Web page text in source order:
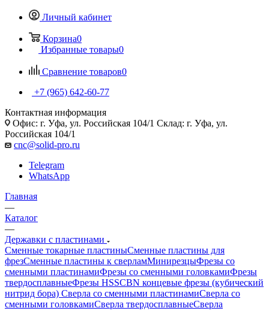
Личный кабинет
Корзина0
Избранные товары0
Сравнение товаров0
+7 (965) 642-60-77
Контактная информация
Офис: г. Уфа, ул. Российская 104/1 Склад: г. Уфа, ул.
Российская 104/1
cnc@solid-pro.ru
Telegram
WhatsApp
Главная
—
Каталог
—
Державки с пластинами
Сменные токарные пластиныСменные пластины для
фрезСменные пластины к сверламМинирезцыФрезы со
сменными пластинамиФрезы со сменными головкамиФрезы
твердосплавныеФрезы HSSCBN концевые фрезы (кубический
нитрид бора) Сверла со сменными пластинамиСверла со
сменными головкамиСверла твердосплавныеСверла